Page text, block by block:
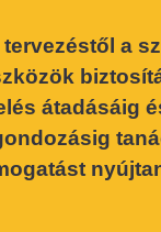
a
átadásáig